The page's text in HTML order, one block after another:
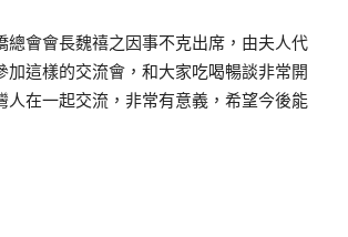
會會長魏禧之因事不克出席，由夫人代
這樣的交流會，和大家吃喝暢談非常開
在一起交流，非常有意義，希望今後能